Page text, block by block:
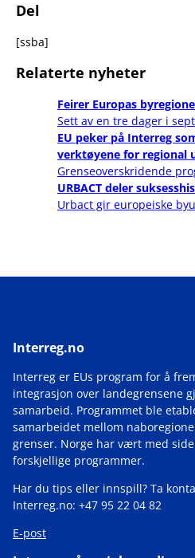
Del
[ssba]
Relaterte nyheter
Feirer Europas
Sett av en tre dager i
EU peker på Interreg
verktøyene for regional
Grenseoverskridende
URBACT deler
Urbact gir europeiske
Interreg.no
Interreg er EUs program for å
integrasjon over landegrensene
samarbeid. Programmet ble
samarbeidet mellom
grenser. Norge har vært med
forskjellige programmer.
Har du tips eller innspill? Ta
Interreg.no: +47 95 22 04 82
E-post